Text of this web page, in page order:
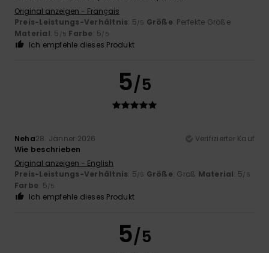
Original anzeigen - Français
Preis-Leistungs-Verhältnis: 5/5 Größe: Perfekte Größe
Material: 5 /5 Farbe: 5/5
Ich empfehle dieses Produkt
5/5
Neha28. Jänner 2026
Verifizierter Kauf
Wie beschrieben
Original anzeigen - English
Preis-Leistungs-Verhältnis: 5/5 Größe: Groß Material: 5/5
Farbe: 5/5
Ich empfehle dieses Produkt
5/5